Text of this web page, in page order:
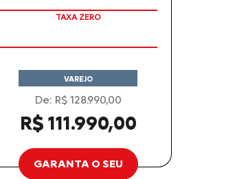
OPORTUNIDADE
VAREJO
De: R$ 128.990,00
R$ 111.990,00
GARANTA O SEU